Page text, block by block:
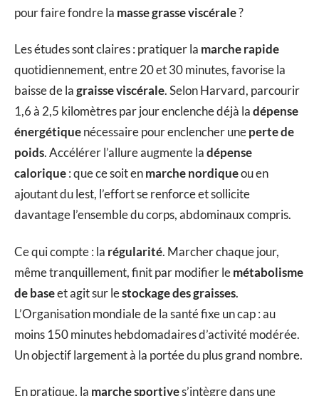
pour faire fondre la masse grasse viscérale?
Les études sont claires : pratiquer la marche rapide
quotidiennement, entre 20 et 30 minutes, favorise la
baisse de lagraisse viscérale. Selon Harvard, parcourir
1,6 à 2,5 kilomètres par jour enclenche déjà ladépense
énergétiquenécessaire pour enclencher uneperte de
poids. Accélérer l’allure augmente ladépense
calorique: que ce soit enmarche nordiqueou en
ajoutant du lest, l’effort se renforce et sollicite
davantage l’ensemble du corps, abdominaux compris.
Ce qui compte : la régularité. Marcher chaque jour,
même tranquillement, finit par modifier lemétabolisme
de baseet agit sur lestockage des graisses.
L’Organisation mondiale de la santé fixe un cap : au
moins 150 minutes hebdomadaires d’activité modérée.
Un objectif largement à la portée du plus grand nombre.
En pratique, la marche sportives’intègre dans une